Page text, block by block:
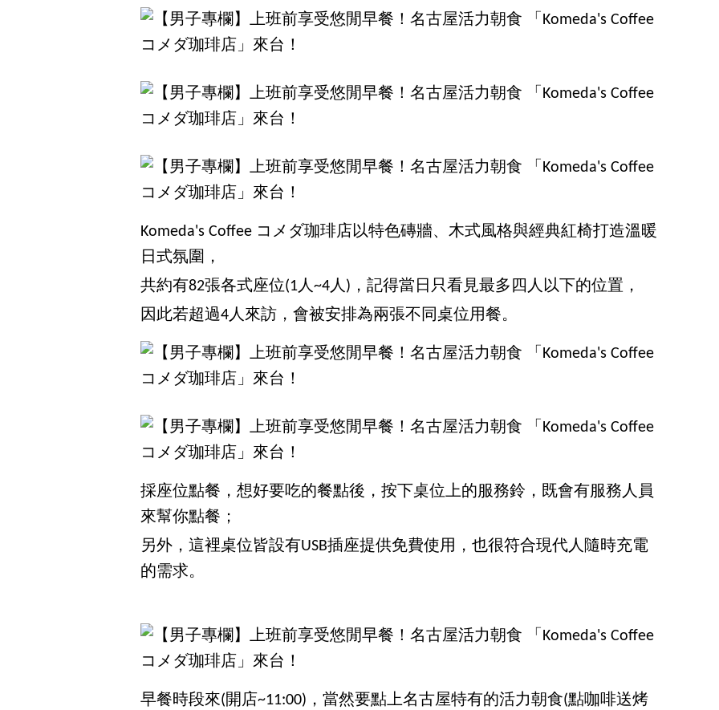
Komeda's Coffee コメダ珈琲店以特色磚牆、木式風格與經典紅椅打造溫暖
日式氛圍，
共約有82張各式座位(1人~4人)，記得當日只看見最多四人以下的位置，
因此若超過4人來訪，會被安排為兩張不同桌位用餐。
採座位點餐，想好要吃的餐點後，按下桌位上的服務鈴，既會有服務人員
來幫你點餐；
另外，這裡桌位皆設有USB插座提供免費使用，也很符合現代人隨時充電
的需求。
早餐時段來(開店~11:00)，當然要點上名古屋特有的活力朝食(點咖啡送烤